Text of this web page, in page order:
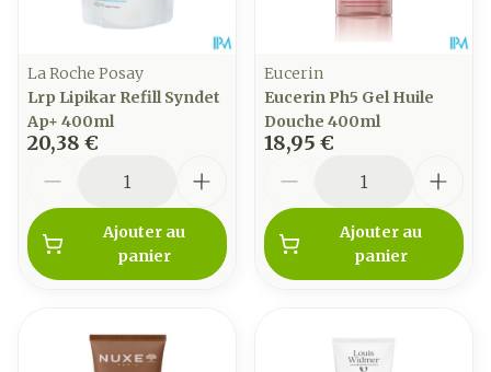
La Roche Posay
Lrp Lipikar Refill Syndet
Ap+ 400ml
20,38 €
Ajouter au
panier
Eucerin
Eucerin Ph5 Gel Huile
Douche 400ml
18,95 €
Ajouter au
panier